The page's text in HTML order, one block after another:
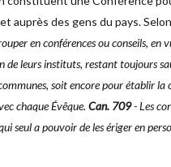
auprès des gens du pays.
en conférences ou conseils, en
de leurs instituts, restant toujours
soit encore pour établir
chaque Évêque. Can. 709- Les
seul a pouvoir de les ériger en